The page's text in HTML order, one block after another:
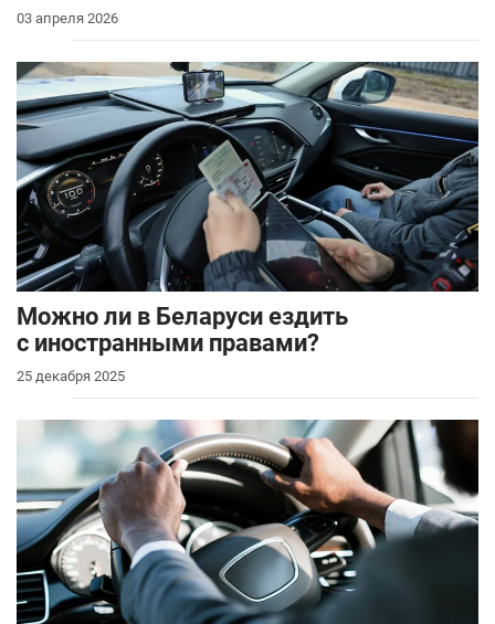
03 апреля 2026
Можно ли в Беларуси ездить
с иностранными правами?
25 декабря 2025